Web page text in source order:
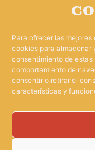
Para ofrecer las
cookies para almacenar
consentimiento de
comportamiento de
consentir o retirar el
características y